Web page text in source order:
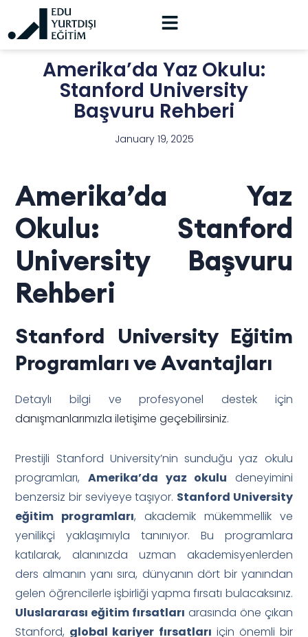
Amerika’da Yaz Okulu:
Stanford University
Başvuru Rehberi
January 19, 2025
Amerika’da Yaz
Okulu: Stanford
University Başvuru
Rehberi
Stanford University Eğitim
Programları ve Avantajları
Detaylı bilgi ve profesyonel destek için
danışmanlarımızla iletişime geçebilirsiniz.
Prestijli Stanford University’nin sunduğu yaz okulu
programları, Amerika’da yaz okulu deneyimini
benzersiz bir seviyeye taşıyor. Stanford University
eğitim programları, akademik mükemmellik ve
yenilikçi yaklaşımıyla tanınıyor. Bu programlara
katılarak, alanınızda uzman akademisyenlerden
ders almanın yanı sıra, dünyanın dört bir yanından
gelen öğrencilerle işbirliği yapma fırsatı bulacaksınız.
Uluslararası eğitim fırsatları arasında öne çıkan
Stanford, global kariyer fırsatları için önemli bir